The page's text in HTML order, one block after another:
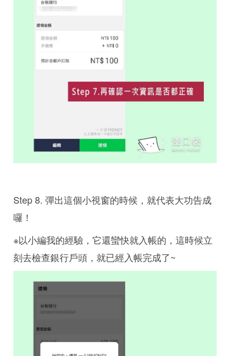
Step 8. 彈出這個小視窗的時候，就代表大功告成
囉！
※以小編我的經驗，它還蠻快就入帳的，這時候立
刻去檢查銀行戶頭，就已經入帳完成了~